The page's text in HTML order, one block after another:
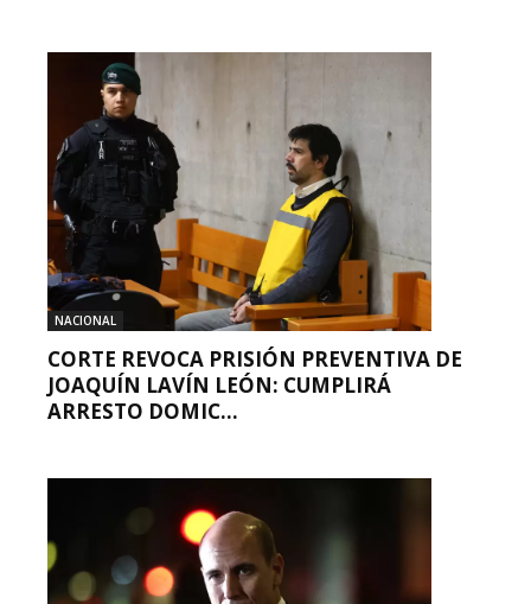
NACIONAL
CORTE REVOCA PRISIÓN PREVENTIVA DE
JOAQUÍN LAVÍN LEÓN: CUMPLIRÁ
ARRESTO DOMIC...